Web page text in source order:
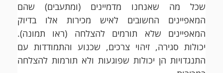
שכל מה שאנחנו מדמיינים (ומתעבים) שהם
המאפיינים החשובים לאיש מכירות אלו בדיוק
המאפיינים שלא תורמים להצלחה (ראו תמונה).
יכולות סגירה, זיהוי צרכים, שכנוע והתמודדות עם
התנגדויות הן יכולות שפוגעות ולא תורמות להצלחה